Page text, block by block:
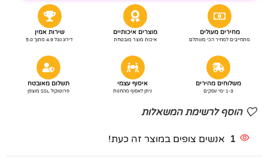
מחירים מעולים
מתחייבים למחיר הכי משתלם
מוצרים איכותיים
איכות מוצר מובטחת
שירות אמין
דירוג גוגל 4.9 מתוך 5.0
משלוחים מהירים
1-3 ימי עסקים
איסוף עצמי
ניתן לאסוף מהחנות
תשלום מאובטח
פרוטוקול SSL מוצפן
הוסף לרשימת המשאלות
1 אנשים צופים במוצר זה כעת!